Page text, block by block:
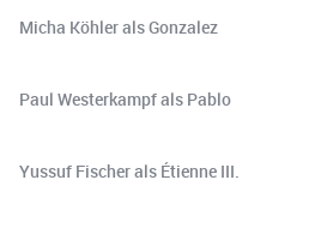
Micha Köhler als Gonzalez
Paul Westerkampf als Pablo
Yussuf Fischer als Étienne III.